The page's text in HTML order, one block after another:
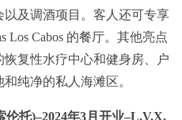
及调酒项目。客人还可专享
Los Cabos 的餐厅。其他亮点
复性水疗中心和健身房、户
纯净的私人海滩区。
托)–2024年3月开业–L.V.X.